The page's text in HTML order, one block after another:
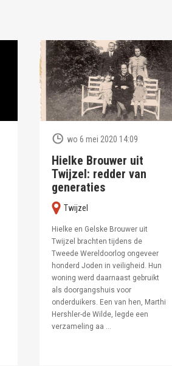
wo 6 mei 2020 14:09
Hielke Brouwer uit
Twijzel: redder van
generaties
Twijzel
Hielke en Gelske Brouwer uit
Twijzel brachten tijdens de
Tweede Wereldoorlog ongeveer
honderd Joden in veiligheid. Hun
woning werd daarnaast gebruikt
als doorgangshuis voor
onderduikers. Een van hen, Marthi
Hershler-de Wilde, legde een
verzameling aa ...